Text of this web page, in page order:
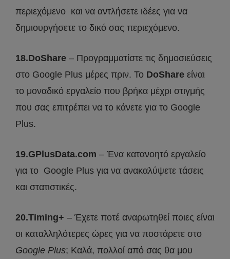
περιεχόμενο και να αντλήσετε ιδέες για να
δημιουργήσετε το δικό σας περιεχόμενο.
18.DoShare – Προγραμματίστε τις δημοσιεύσεις
στο Google Plus μέρες πριν. Το DoShare είναι
το μοναδικό εργαλείο που βρήκα μέχρι στιγμής
που σας επιτρέπει να το κάνετε για το Google
Plus.
19.GPlusData.com – Ένα κατανοητό εργαλείο
για το Google Plus για να ανακαλύψετε τάσεις
και στατιστικές.
20.Timing+ – Έχετε ποτέ αναρωτηθεί ποιες είναι
οι καταλληλότερες ώρες για να ποστάρετε στο
Google Plus; Καλά, πολλοί από σας θα μου